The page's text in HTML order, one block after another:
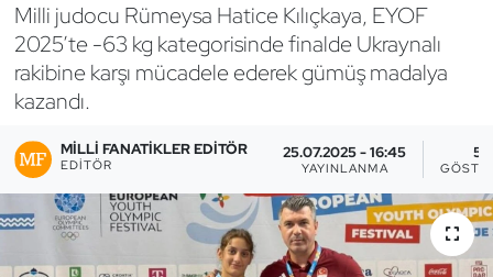
Milli judocu Rümeysa Hatice Kılıçkaya, EYOF
2025’te -63 kg kategorisinde finalde Ukraynalı
rakibine karşı mücadele ederek gümüş madalya
kazandı.
MILLI FANATIKLER EDITÖR
EDITÖR
25.07.2025 - 16:45
YAYINLANMA
5
Bocce Bowling Dart
Boks
Briç
Buz Hokeyi
Buz Pateni